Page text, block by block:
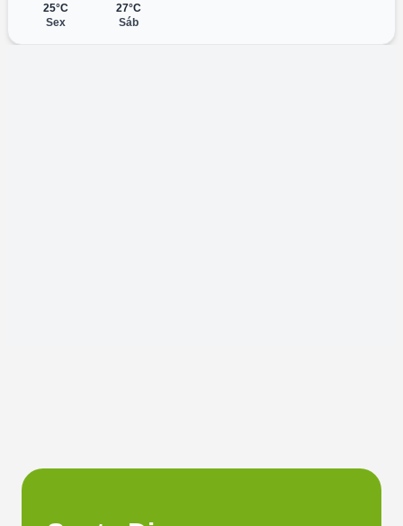
25°C
Sex
27°C
Sáb